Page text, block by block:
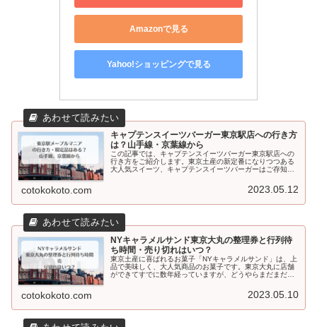
Amazonで見る
Yahoo!ショッピングで見る
キャプテンスイーツバーガー東京駅店への行き方
は？山手線・京葉線から
この記事では、キャプテンスイーツバーガー東京駅店への
行き方をご紹介します。東京土産の新定番になりつつある
大人気スイーツ、キャプテンスイーツバーガーはご存知で
cotokokoto.com 2023.05.12
NYキャラメルサンド東京大丸の整理券と行列待
ち時間・売り切れはいつ？
東京土産に喜ばれるお菓子「NYキャラメルサンド」は、上
品で美味しく、大人気商品のお菓子です。東京大丸に店舗
ができてすでに数年経っていますが、どうやらまだまだ大
cotokokoto.com 2023.05.10